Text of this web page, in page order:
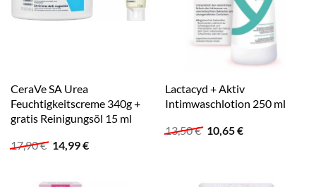
CeraVe SA Urea
Feuchtigkeitscreme 340g +
gratis Reinigungsöl 15 ml
17,90€ Ursprünglicher
Preis
14,99€Aktueller
Lactacyd + Aktiv
Intimwaschlotion 250 ml
13,50€ Ursprünglicher
Preis
10,65€Aktueller